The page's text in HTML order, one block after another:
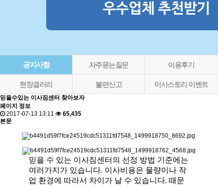
공지사항 자주묻는질문 이용후기
현장갤러리 불편신고 이사스토리 이벤트
믿을수있는 이사짐센터 찾아보자
페이지 정보
2017-07-13 13:11
65,435
본문
믿을 수 있는 이사짐센터의 선정 방법 기준에는
여러가지가 있습니다. 이사비용은 물량이나 작
업 환경에 따라서 차이가 날 수 있습니다. 때문